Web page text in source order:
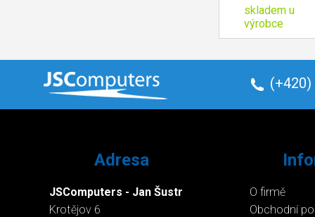
skladem u
výrobce
(+420)
Adresa
JSComputers - Jan Šustr
Krotějov 6
O firmě
Obchodní